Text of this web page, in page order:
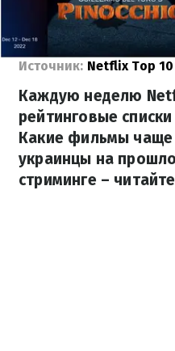
Источник: Netflix Top
Каждую неделю
рейтинговые
Какие фильмы чаще
украинцы на
стриминге –